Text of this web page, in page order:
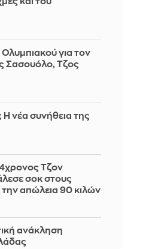
για τον
Σασουόλο, Τζος
Η νέα συνήθεια της
Τζον
σοκ στους
απώλεια 90 κιλών
ανάκληση